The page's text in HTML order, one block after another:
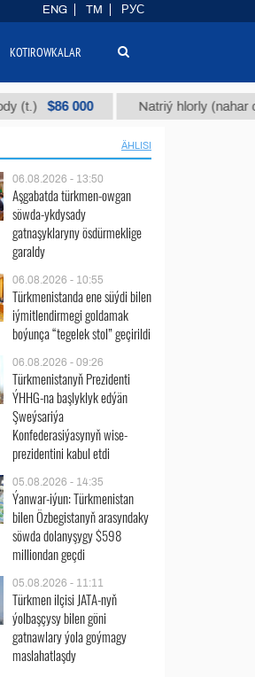
$86 000 Natriý hlorly (nahar duzy)
ÄHLISI
06.08.2026 - 13:50
Aşgabatda türkmen-owgan
söwda-ykdysady
gatnaşyklaryny ösdürmeklige
garaldy
06.08.2026 - 10:55
Türkmenistanda ene süýdi bilen
iýmitlendirmegi goldamak
boýunça “tegelek stol” geçirildi
06.08.2026 - 09:26
Türkmenistanyň Prezidenti
ÝHHG-na başlyklyk edýän
Şweýsariýa
Konfederasiýasynyň wise-
prezidentini kabul etdi
05.08.2026 - 14:35
Ýanwar-iýun: Türkmenistan
bilen Özbegistanyň arasyndaky
söwda dolanyşygy $598
milliondan geçdi
05.08.2026 - 11:11
Türkmen ilçisi JATA-nyň
ýolbaşçysy bilen göni
gatnawlary ýola goýmagy
maslahatlaşdy
ENG TM РУС
KOTIROWKALAR